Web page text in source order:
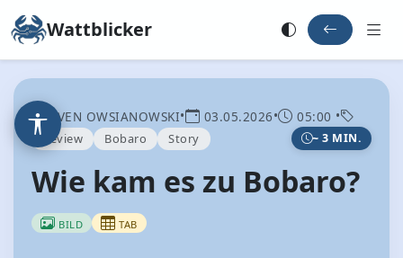
Wattblicker
SVEN OWSIANOWSKI• 03.05.2026• 05:00 •
Review Bobaro Story ~ 3 MIN.
Wie kam es zu Bobaro?
BILD TAB